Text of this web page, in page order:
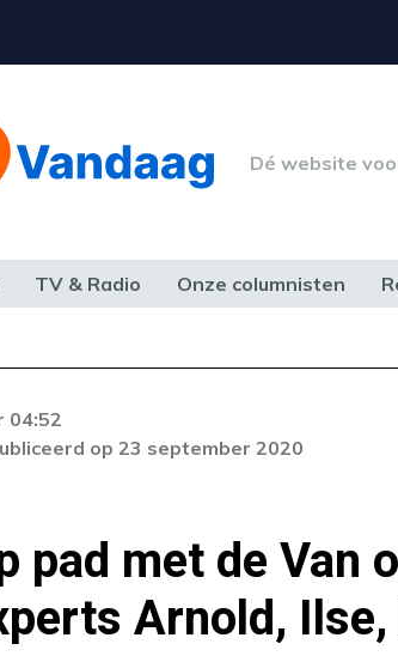
Dé website
TV & Radio Onze columnisten
04:52
op 23 september 2020
pad met de Van
Arnold,